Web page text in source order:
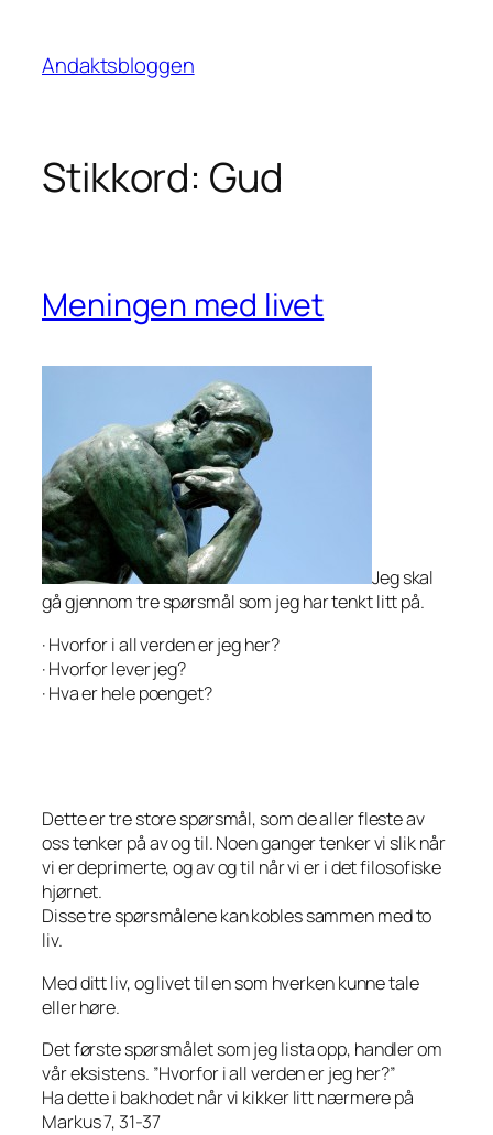
innhold
Andaktsbloggen
Stikkord: Gud
Meningen med livet
Jeg skal
gå gjennom tre spørsmål som jeg har tenkt litt på.
· Hvorfor i all verden er jeg her?
· Hvorfor lever jeg?
· Hva er hele poenget?
Dette er tre store spørsmål, som de aller fleste av
oss tenker på av og til. Noen ganger tenker vi slik når
vi er deprimerte, og av og til når vi er i det filosofiske
hjørnet.
Disse tre spørsmålene kan kobles sammen med to
liv.
Med ditt liv, og livet til en som hverken kunne tale
eller høre.
Det første spørsmålet som jeg lista opp, handler om
vår eksistens. ”Hvorfor i all verden er jeg her?”
Ha dette i bakhodet når vi kikker litt nærmere på
Markus 7, 31-37